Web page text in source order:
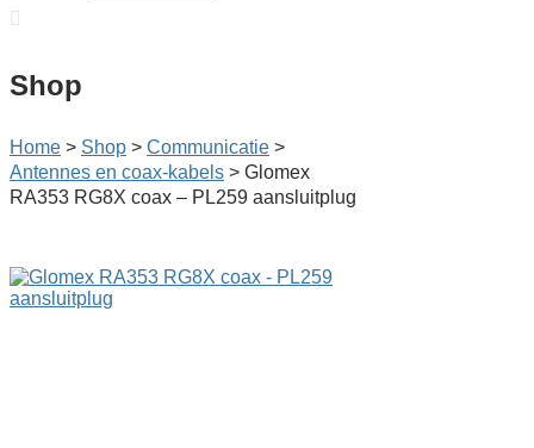
Shop
Home > Shop > Communicatie >
Antennes en coax-kabels > Glomex
RA353 RG8X coax – PL259 aansluitplug